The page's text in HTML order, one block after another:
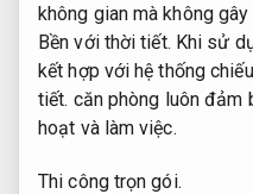
không gian mà không
Bền với thời tiết. Khi sử
kết hợp với hệ thống
tiết. căn phòng luôn đảm
hoạt và làm việc.
Thi công trọn gói.